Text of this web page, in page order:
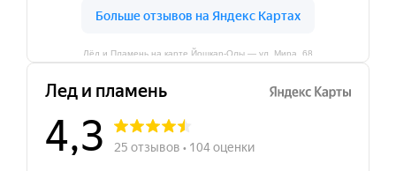
Лёд и Пламень на карте Йошкар‑Олы — ул. Мира, 68